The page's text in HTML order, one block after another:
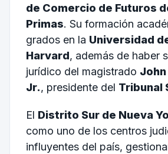
de Comercio de Futuros
Primas. Su formación
grados en la Universidad
Harvard, además de haber
jurídico del magistrado
Jr., presidente del Tribunal
El Distrito Sur de Nueva
como uno de los centros
influyentes del país,